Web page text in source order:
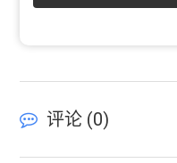
评论 (0)